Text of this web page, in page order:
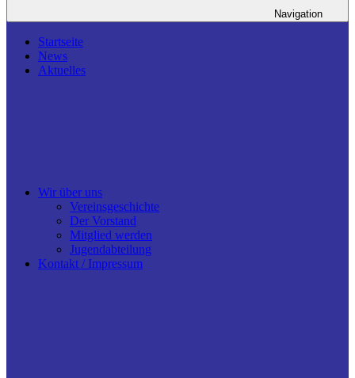
Navigation
Startseite
News
Aktuelles
Wir über uns
Vereinsgeschichte
Der Vorstand
Mitglied werden
Jugendabteilung
Kontakt / Impressum